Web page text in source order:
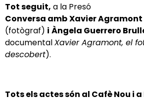
Tot seguit, a la Presó
Conversa ambXavier Agramont
(fotògraf) i Àngela Guerrero
documentalXavier Agramont, el
descobert).
Tots els actes són al Cafè Nou i a